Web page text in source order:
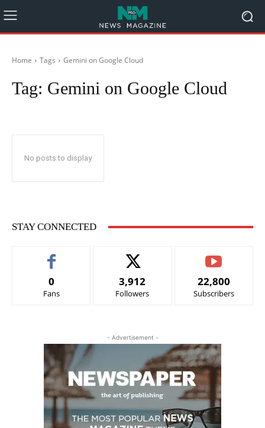
Home Tags Gemini on Google Cloud
Tag: Gemini on Google Cloud
No posts to display
STAY CONNECTED
0
Fans
3,912
Followers
22,800
Subscribers
- Advertisement -